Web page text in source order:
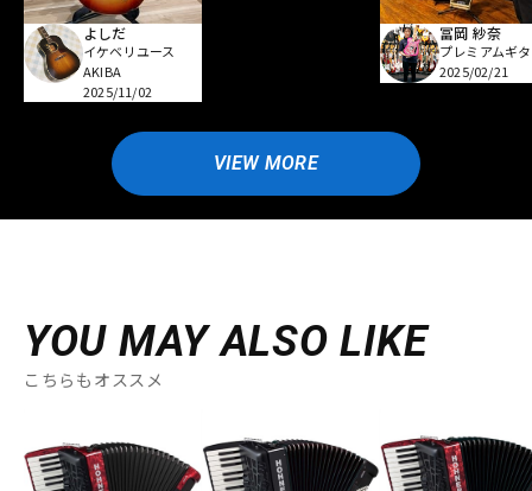
よしだ
イケベリユース
AKIBA
2025/11/02
冨岡 紗奈
プレミアムギ
2025/02/21
VIEW MORE
YOU MAY ALSO LIKE
こちらもオススメ